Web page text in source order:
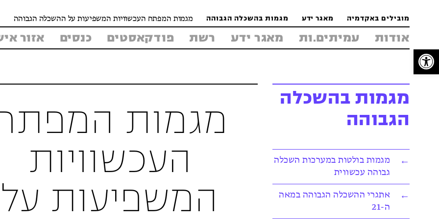
פתח סרגל נגישות
Content
menu
footer
מובילים באקדמיה מאגר ידע מגמות בהשכלה הגבוהה מגמות המפתח העכשוויות המשפיעות על ההשכלה הגבוהה
אודות עמיתים.ות מאגר ידע רשת פודקאסטים כנסים אזור
מגמות בהשכלה
הגבוהה
מגמות בולטות במערכות השכלה
גבוהה עכשווית
אתגרי ההשכלה הגבוהה במאה
ה-21
מגמות
העכשוויות
המשפיעות על